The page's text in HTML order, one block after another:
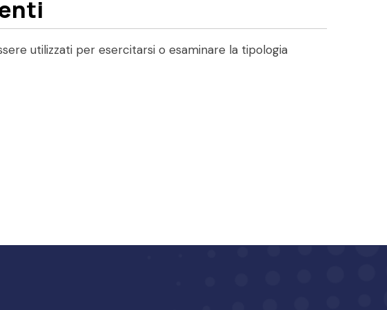
utilizzati per esercitarsi o esaminare la tipologia